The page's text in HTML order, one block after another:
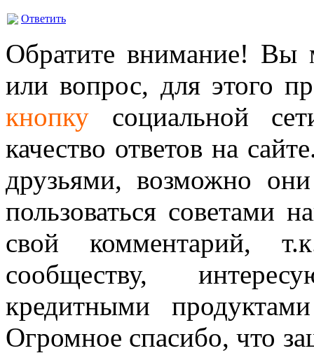
Ответить
Обратите внимание! Вы
или вопрос, для этого
кнопку социальной
качество ответов на
друзьями, возможно
пользоваться советами
свой комментарий,
сообществу,
кредитными
Огромное спасибо, что